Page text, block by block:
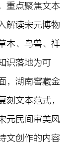
重点聚焦文本
解读宋元博物
木、鸟兽、祥
识落地为可
，湖南窖藏金
文本范式，
元民间审美风
文创作的内容